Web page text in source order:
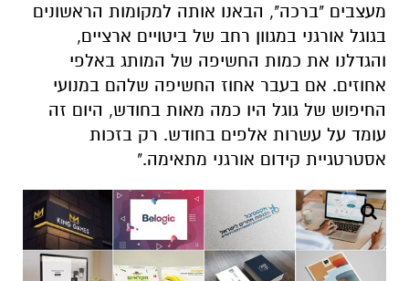
מעצבים "ברכה", הבאנו אותה למקומות הראשונים
בגוגל אורגני במגוון רחב של ביטויים ארציים,
והגדלנו את כמות החשיפה של המותג באלפי
אחוזים. אם בעבר אחוז החשיפה שלהם במנועי
החיפוש של גוגל היו כמה מאות בחודש, היום זה
עומד על עשרות אלפים בחודש. רק בזכות
אסטרטגיית קידום אורגני מתאימה."